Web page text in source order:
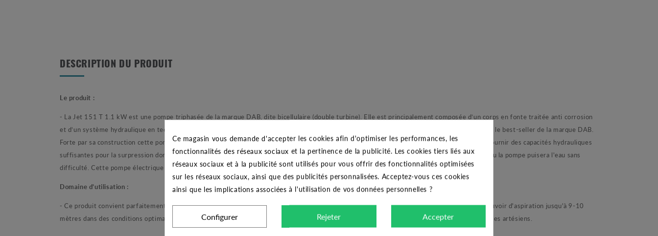
DESCRIPTION DU PRODUIT
Le produit :
- La Jet 151 T 1.1 kW est une pompe triphasée de la marque DAB, dite bicellulaire (double turbine). Elle est principalement composée d’un corps en fonte traitée anti corrosion
et d’un système hydraulique en technopolymère. Commercialisée fin des années 70 par le distributeur JETLY, la pompe de surface Jet 151 est le best-seller de la marque DAB.
Forte par sa construction cette pompe hors normes offre une capacité d'aspiration reconnue sur le marché. Ses deux turbines permettent de fournir des capacités hydrauliques
suffisantes pour la surpression domestique, l'arrosage, etc. De plus, est pompe est dite auto-amorçante, en remplissant e corps de pompe d'eau la pompe puisera l'eau sans
difficulté. Cette pompe électrique est donc un outil redoutable pour équiper votre installation de pompage.
Domaine d’utilisation :
- Ce produit convient parfaitement pour des installations de surpression d’habitation, d'arrosage et de nombreuses applications. Grâce à un pouvoir d'aspiration jusqu'à 9-10
mètres dans des conditions optimales on retrouve fréquemment cette pompe de surface en aspiration sur un puits, une cuve ou encore sur tubes artésiens.
Ce magasin vous demande d'accepter les cookies afin d'optimiser les performances, les
fonctionnalités des réseaux sociaux et la pertinence de la publicité. Les cookies tiers liés aux
réseaux sociaux et à la publicité sont utilisés pour vous offrir des fonctionnalités optimisées
sur les réseaux sociaux, ainsi que des publicités personnalisées. Acceptez-vous ces cookies
ainsi que les implications associées à l'utilisation de vos données personnelles ?
Configurer Rejeter Accepter